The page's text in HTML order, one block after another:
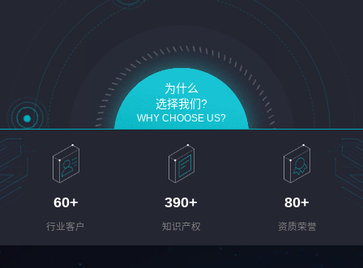
为什么
选择我们?
WHY CHOOSE US?
60+
行业客户
390+
知识产权
80+
资质荣誉